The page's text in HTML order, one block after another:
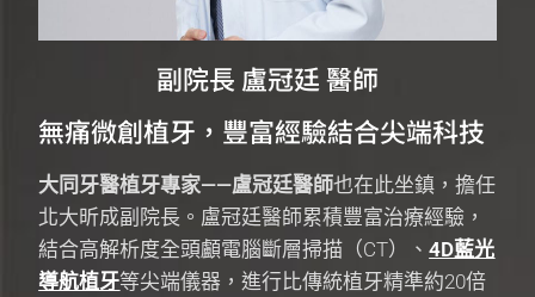
副院長 盧冠廷 醫師
無痛微創植牙，豐富經驗結合尖端科技
大同牙醫植牙專家——盧冠廷醫師也在此坐鎮，擔任
北大昕成副院長。盧冠廷醫師累積豐富治療經驗，
結合高解析度全頭顱電腦斷層掃描（CT）、4D藍光
導航植牙等尖端儀器，進行比傳統植牙精準約20倍